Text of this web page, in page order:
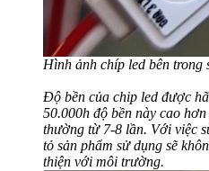
Hình ảnh chíp led bên trong
Độ bền của chip led được
50.000h độ bền này cao
thường từ 7-8 lần. Với việc
tỏ sản phẩm sử dụng sẽ
thiện với môi trường.